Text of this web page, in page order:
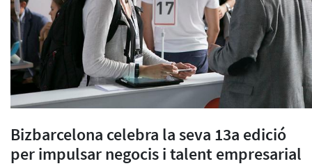
Bizbarcelona celebra la seva 13a edició
per impulsar negocis i talent empresarial